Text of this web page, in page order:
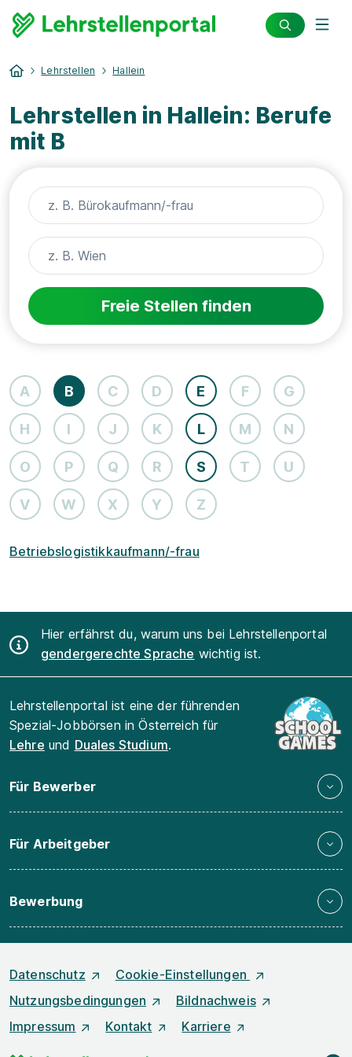
Lehrstellen Hallein
Lehrstellen in Hallein: Berufe
mit B
Freie Stellen finden
A B C D E F G
H I J K L M N
O P Q R S T U
V W X Y Z
Betriebslogistikkaufmann/-frau
Hier erfährst du, warum uns bei Lehrstellenportal
gendergerechte Sprache wichtig ist.
Lehrstellenportal ist eine der führenden
Spezial-Jobbörsen in Österreich für
Lehre und Duales Studium.
Für Bewerber
Für Arbeitgeber
Bewerbung
Datenschutz
Cookie-Einstellungen
Nutzungsbedingungen
Bildnachweis
Impressum
Kontakt Karriere